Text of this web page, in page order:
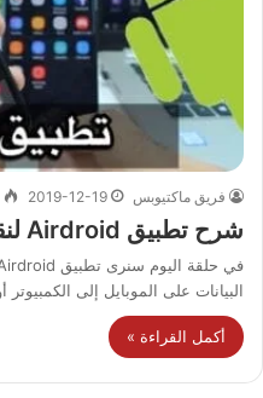
فريق ماكتيوبس 2019-12-19
شرح تطبيق Airdroid لنقل البيانات
البيانات على الموبايل إلى
أكمل القراءة »